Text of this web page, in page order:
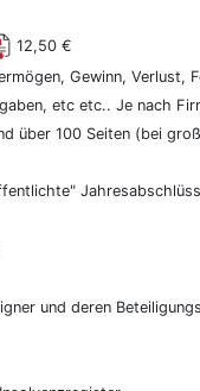
12,50 €
Gewinn, Verlust,
etc etc.. Je nach
über 100 Seiten (bei
und deren